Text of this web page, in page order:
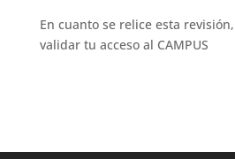
En cuanto se relice esta
validar tu acceso al CAMPUS